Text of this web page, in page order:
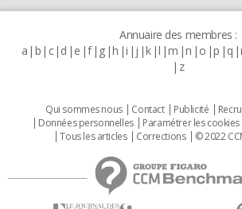
Annuaire des membres :
a b c d e f g h i j k l m n o p q
z
Qui sommes nous Contact Publicité
Données personnelles
Paramétrer les cookies
Tous les articles
Corrections © 2022